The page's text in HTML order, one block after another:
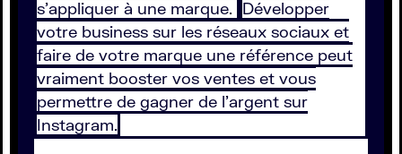
s’appliquer à une marque. Développer
votre business sur les réseaux sociaux et
faire de votre marque une référence peut
vraiment booster vos ventes et vous
permettre de gagner de l’argent sur
Instagram.